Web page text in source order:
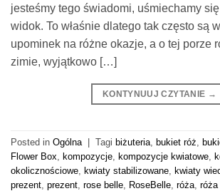
jesteśmy tego świadomi, uśmiechamy
widok. To właśnie dlatego tak często są
upominek na różne okazje, a o tej porze
zimie, wyjątkowo […]
KONTYNUUJ CZYTANIE →
Posted in Ogólna Tagi biżuteria bukiet róż
Flower Box
kompozycje kompozycje kwiatowe
okolicznościowe
kwiaty stabilizowane kwiaty
prezent prezent rose belle RoseBelle róża róża